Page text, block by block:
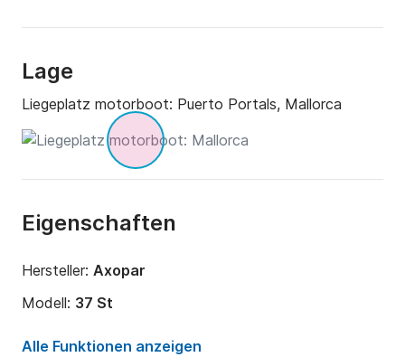
Lage
Liegeplatz motorboot: Puerto Portals, Mallorca
Eigenschaften
Hersteller: Axopar
Modell: 37 St
Motorleistung:
Alle Funktionen anzeigen